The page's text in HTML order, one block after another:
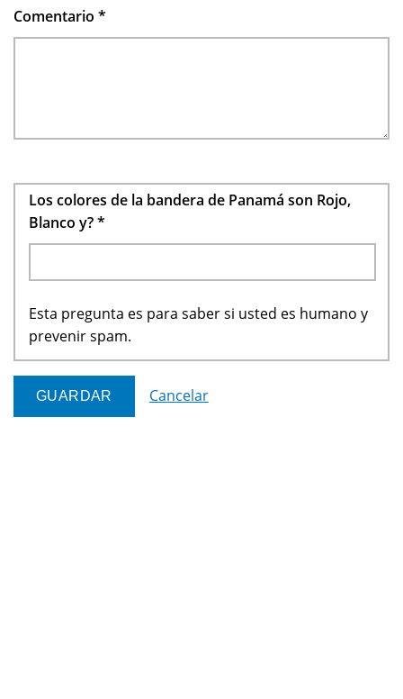
Comentario *
Los colores de la bandera de Panamá son Rojo,
Blanco y?*
Esta pregunta es para saber si usted es humano y
prevenir spam.
Cancelar